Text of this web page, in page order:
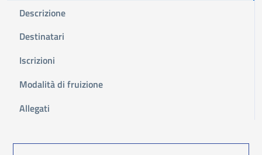
Descrizione
Destinatari
Iscrizioni
Modalità di fruizione
Allegati